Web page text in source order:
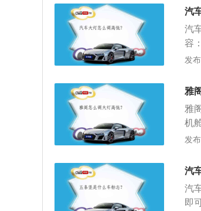
天
近
晚
间
前
汽
汽
容
的
3.
发
雅
雅
机
使
93
发
汽
汽
即